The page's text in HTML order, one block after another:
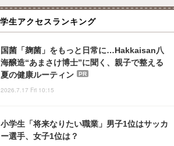
生アクセスランキング
国菌「麹菌」をもっと日常に…Hakkaisan八
海醸造“あまさけ博士”に聞く、親子で整える
夏の健康ルーティン
PR
2026.7.17 Fri 10:15
小学生「将来なりたい職業」男子1位はサッカ
ー選手、女子1位は？